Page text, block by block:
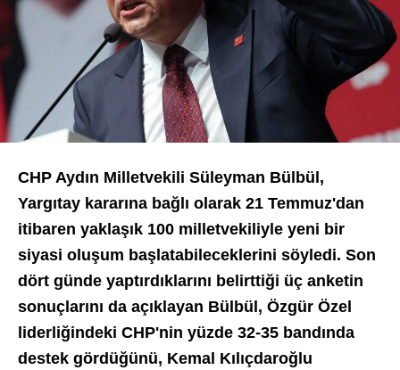
CHP Aydın Milletvekili Süleyman Bülbül,
Yargıtay kararına bağlı olarak 21 Temmuz'dan
itibaren yaklaşık 100 milletvekiliyle yeni bir
siyasi oluşum başlatabileceklerini söyledi. Son
dört günde yaptırdıklarını belirttiği üç anketin
sonuçlarını da açıklayan Bülbül, Özgür Özel
liderliğindeki CHP'nin yüzde 32-35 bandında
destek gördüğünü, Kemal Kılıçdaroğlu